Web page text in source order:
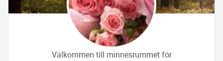
Välkommen till minnesrummet för